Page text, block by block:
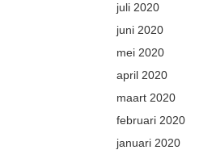
juli 2020
juni 2020
mei 2020
april 2020
maart 2020
februari 2020
januari 2020